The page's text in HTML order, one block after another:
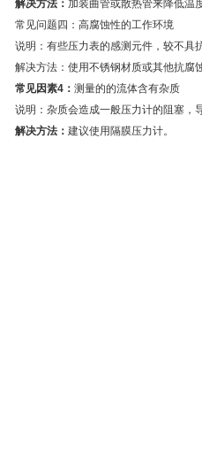
解决方法： 加装曲管或散热管来降低温
常见问题四：高腐蚀性的工作环境
说明：有些压力表的感测元件，较不具
解决方法：使用不锈钢材质或其他抗腐
常见因素4： 测量的的流体含有杂质
说明：杂质会造成一般压力计的阻塞，
解决方法： 建议使用隔膜压力计。